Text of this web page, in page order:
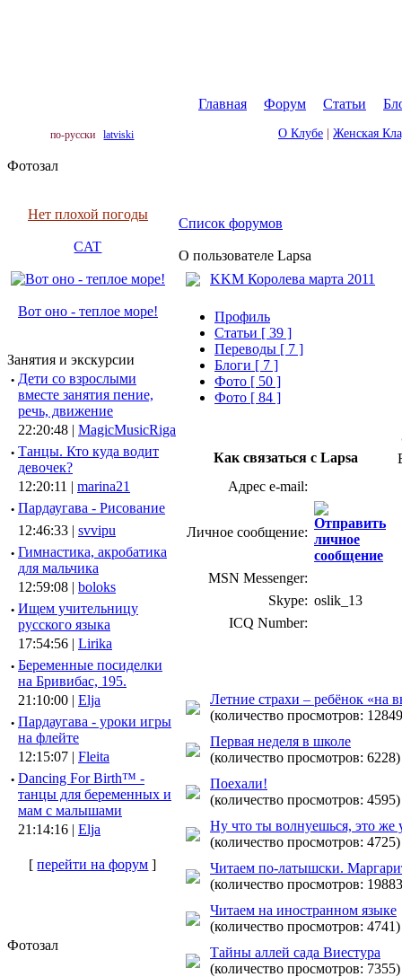
Главная Форум Статьи
по-русски latviski О Клубе Женская
Фотозал
Нет плохой погоды
CAT
Вот оно - теплое море!
Занятия и экскурсии
· Дети со взрослыми
вместе занятия пение,
речь, движение
22:20:48 | MagicMusicRiga
· Танцы. Кто куда водит
девочек?
12:20:11 | marina21
· Пардаугава - Рисование
12:46:33 | svvipu
· Гимнастика, акробатика
для мальчика
12:59:08 | boloks
· Ищем учительницу
русского языка
17:54:56 | Lirika
· Беременные посиделки
на Бривибас, 195.
21:10:00 | Elja
· Пардаугава - уроки игры
на флейте
12:15:07 | Fleita
· Dancing For Birth™ -
танцы для беременных и
мам с малышами
21:14:16 | Elja
[перейти на форум ]
Фотозал
Список форумов
О пользователе Lapsa
KKM Королева марта 2011
Профиль
Cтатьи [ 39 ]
Переводы [ 7 ]
Блоги [ 7 ]
Фото [ 50 ]
Фото [ 84 ]
Как связаться с Lapsa
Адрес e-mail:
Личное сообщение:
MSN Messenger:
Skype: oslik_13
ICQ Number:
Летние страхи – ребёнок «на
(количество просмотров:
Первая неделя в школе
(количество просмотров: 6228)
Поехали!
(количество просмотров: 4595)
Ну что ты волнуешься, это же
(количество просмотров: 4725)
Читаем по-латышски.
(количество просмотров:
Читаем на иностранном языке
(количество просмотров: 4741)
Тайны аллей сада Виестура
(количество просмотров: 7355)